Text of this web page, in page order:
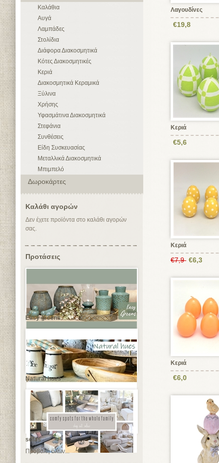
Καλάθια
Αυγά
Λαμπάδες
Στολίδια
Διάφορα Διακοσμητικά
Κότες Διακοσμητικές
Κεριά
Διακοσμητικά Κεραμικά
Ξύλινα
Χρήσης
Υφασμάτινα Διακοσμητικά
Στεφάνια
Συνθέσεις
Είδη Συσκευασίας
Μεταλλικά Διακοσμητικά
Μπιμπελό
Δωροκάρτες
Καλάθι αγορών
Δεν έχετε προϊόντα στο καλάθι αγορών
σας.
Προτάσεις
Easy greens
Natural hues
sofas
Προβολή όλων...
Λαγουδίνες
€19,8
Κεριά
€5,6
Κεριά
€7,9 €6,3
Κεριά
€6,0